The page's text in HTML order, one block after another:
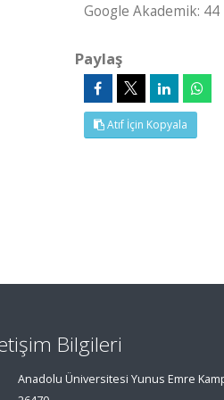
Google Akademik: 44
Paylaş
Atıf İçin Kopyala
Bilgileri
Anadolu Üniversitesi Yunus Emre